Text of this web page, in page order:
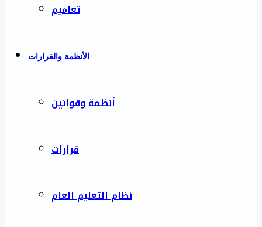
تعاميم
الأنظمة والقرارات
أنظمة وقوانين
قرارات
نظام التعليم العام